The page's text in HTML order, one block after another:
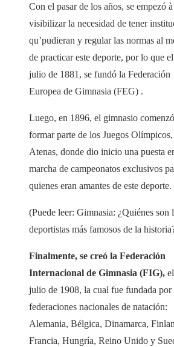
Con el pasar de los años, se empezó à
visibilizar la necesidad de tener
qu’pudieran y regular las normas al
de practicar este deporte, por lo que
julio de 1881, se fundó la Federación
Europea de Gimnasia (FEG) .
Luego, en 1896, el gimnasio
formar parte de los Juegos Olímpicos,
Atenas, donde dio inicio una puesta
marcha de campeonatos exclusivos
quienes eran amantes de este deporte.
(Puede leer: Gimnasia: ¿Quiénes son
deportistas más famosos de la
Finalmente, se creó la Federación
Internacional de Gimnasia (FIG),
julio de 1908, la cual fue fundada por
federaciones nacionales de natación:
Alemania, Bélgica, Dinamarca,
Francia, Hungría, Reino Unido y